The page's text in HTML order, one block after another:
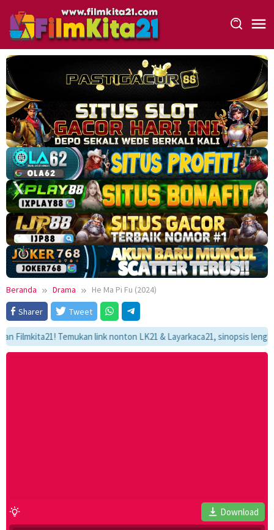
konten
Beranda Drama
He Ma Pi Fu (2024)
Sharer
Tweet
Temukan link nonton LK21 & Layarkaca21, sinopsis
Download